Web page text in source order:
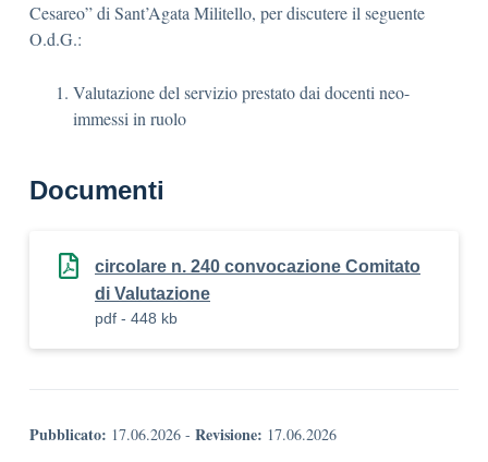
Cesareo” di Sant’Agata Militello, per discutere il seguente
O.d.G.:
Valutazione del servizio prestato dai docenti neo-
immessi in ruolo
Documenti
circolare n. 240 convocazione Comitato
di Valutazione
pdf - 448 kb
Pubblicato: 17.06.2026 - Revisione: 17.06.2026